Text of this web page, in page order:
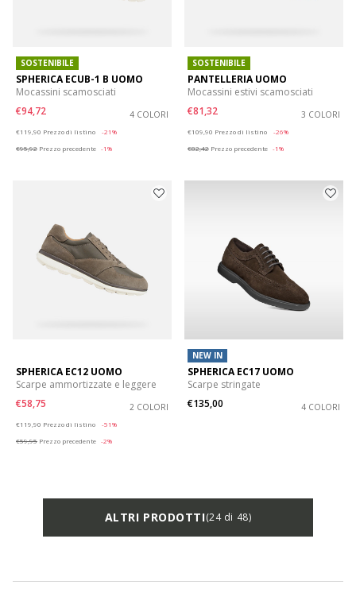
SOSTENIBILE
SPHERICA ECUB-1 B UOMO
Mocassini scamosciati
€94,72
4 COLORI
€119,90 Prezzo di listino
-21%
€95,92 Prezzo precedente -1%
SOSTENIBILE
PANTELLERIA UOMO
Mocassini estivi scamosciati
€81,32
3 COLORI
€109,90 Prezzo di listino
-26%
€82,42 Prezzo precedente -1%
SPHERICA EC12 UOMO
Scarpe ammortizzate e leggere
€58,75
2 COLORI
€119,90 Prezzo di listino
-51%
€59,95 Prezzo precedente -2%
NEW IN
SPHERICA EC17 UOMO
Scarpe stringate
€135,00
4 COLORI
ALTRI PRODOTTI(24 di 48)